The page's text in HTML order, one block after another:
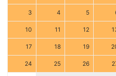
3 4 5
10 11 12
17 18 19
24 25 26